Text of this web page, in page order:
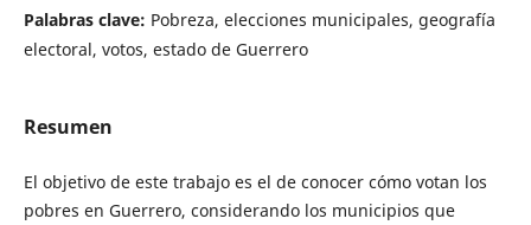
Palabras clave: Pobreza, elecciones municipales, geografía
electoral, votos, estado de Guerrero
Resumen
El objetivo de este trabajo es el de conocer cómo votan los
pobres en Guerrero, considerando los municipios que